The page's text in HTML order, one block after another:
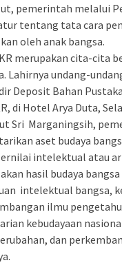
pemerintah melalui
tentang tata cara
oleh anak bangsa.
merupakan cita-cita
Lahirnya undang-
Deposit Bahan
di Hotel Arya Duta,
Sri Marganingsih,
aset budaya
intelektual atau
hasil budaya
intelektual bangsa,
ilmu
kebudayaan
dan